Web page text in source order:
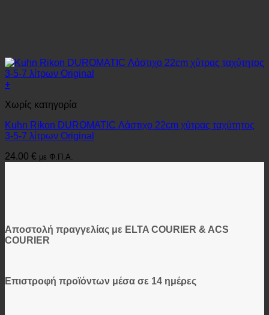
+
Χωρίς κατηγορία
Kuhn Rikon DUROMATIC Λάστιχο 22cm χύτρας ταχύτητος
3-5-7 λίτρων Original
24.00 € με Φ.Π.Α.
Αποστολή πραγγελίας με ELTA COURIER & ACS
COURIER
Επιστροφή προϊόντων μέσα σε 14 ημέρες